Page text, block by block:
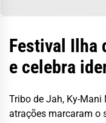
Festival Ilha
e celebra
Tribo de Jah, Ky-Mani
atrações marcaram o